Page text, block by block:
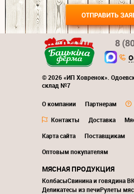
© 2026 «ИП Ховренок».
склад №7
О компании Партнерам
Контакты
Доставка
Карта сайта
Поставщикам
Оптовым покупателям
8
МЯСНАЯ ПРОДУКЦИЯ
КолбасыСвинина и говядина
Деликатесы из печиРулеты